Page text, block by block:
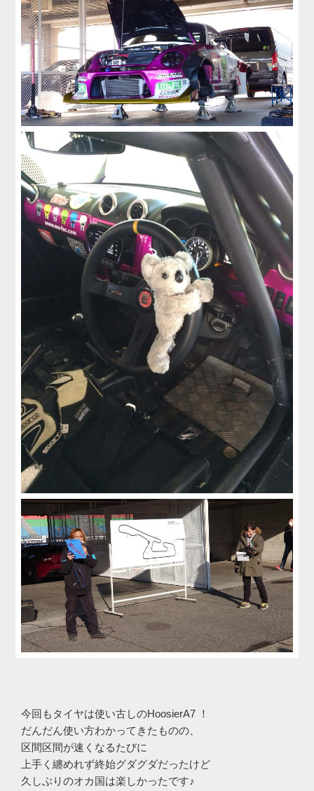
今回もタイヤは使い古しのHoosierA7 ！
だんだん使い方わかってきたものの、
区間区間が速くなるたびに
上手く纏めれず終始グダグダだったけど
久しぶりのオカ国は楽しかったです♪